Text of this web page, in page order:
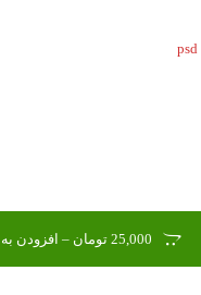
25,000 تومان – افزودن به سبد خرید